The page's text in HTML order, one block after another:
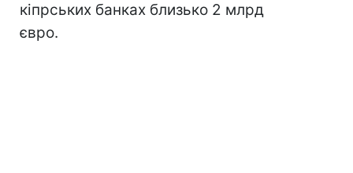
кіпрських банках близько 2 млрд
євро.